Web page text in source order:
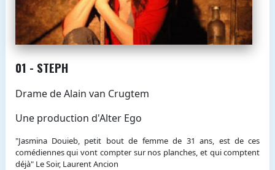
01 - STEPH
Drame de Alain van Crugtem
Une production d'Alter Ego
"Jasmina Douieb, petit bout de femme de 31 ans, est de ces
comédiennes qui vont compter sur nos planches, et qui comptent
déjà" Le Soir, Laurent Ancion